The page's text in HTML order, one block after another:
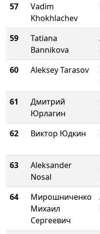
57
Vadim
Khokhlachev
59
Tatiana
Bannikova
60 Aleksey Tarasov
61
Дмитрий
Юрлагин
62 Виктор Юдкин
63
Aleksander
Nosal
64
Мирошниченко
Михаил
Сергеевич